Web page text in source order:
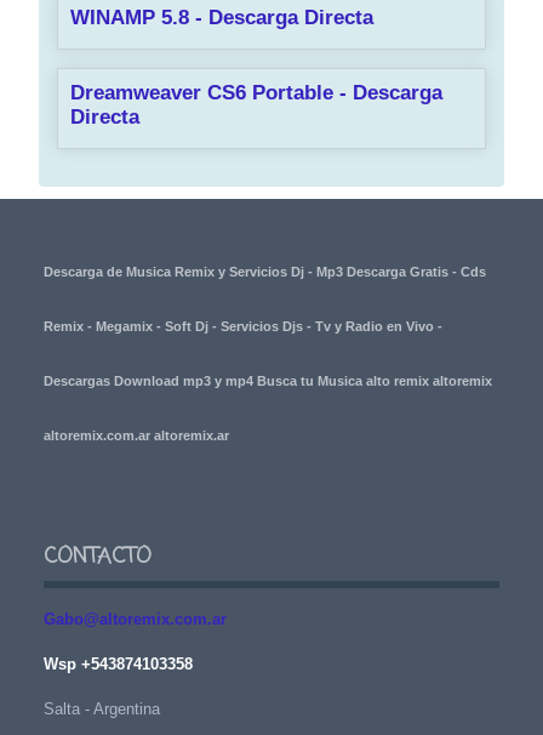
WINAMP 5.8 - Descarga Directa
Dreamweaver CS6 Portable - Descarga
Directa
Descarga de Musica Remix y Servicios Dj - Mp3 Descarga Gratis - Cds
Remix - Megamix - Soft Dj - Servicios Djs - Tv y Radio en Vivo -
Descargas Download mp3 y mp4 Busca tu Musica alto remix altoremix
altoremix.com.ar altoremix.ar
CONTACTO
Gabo@altoremix.com.ar
Wsp +543874103358
Salta - Argentina